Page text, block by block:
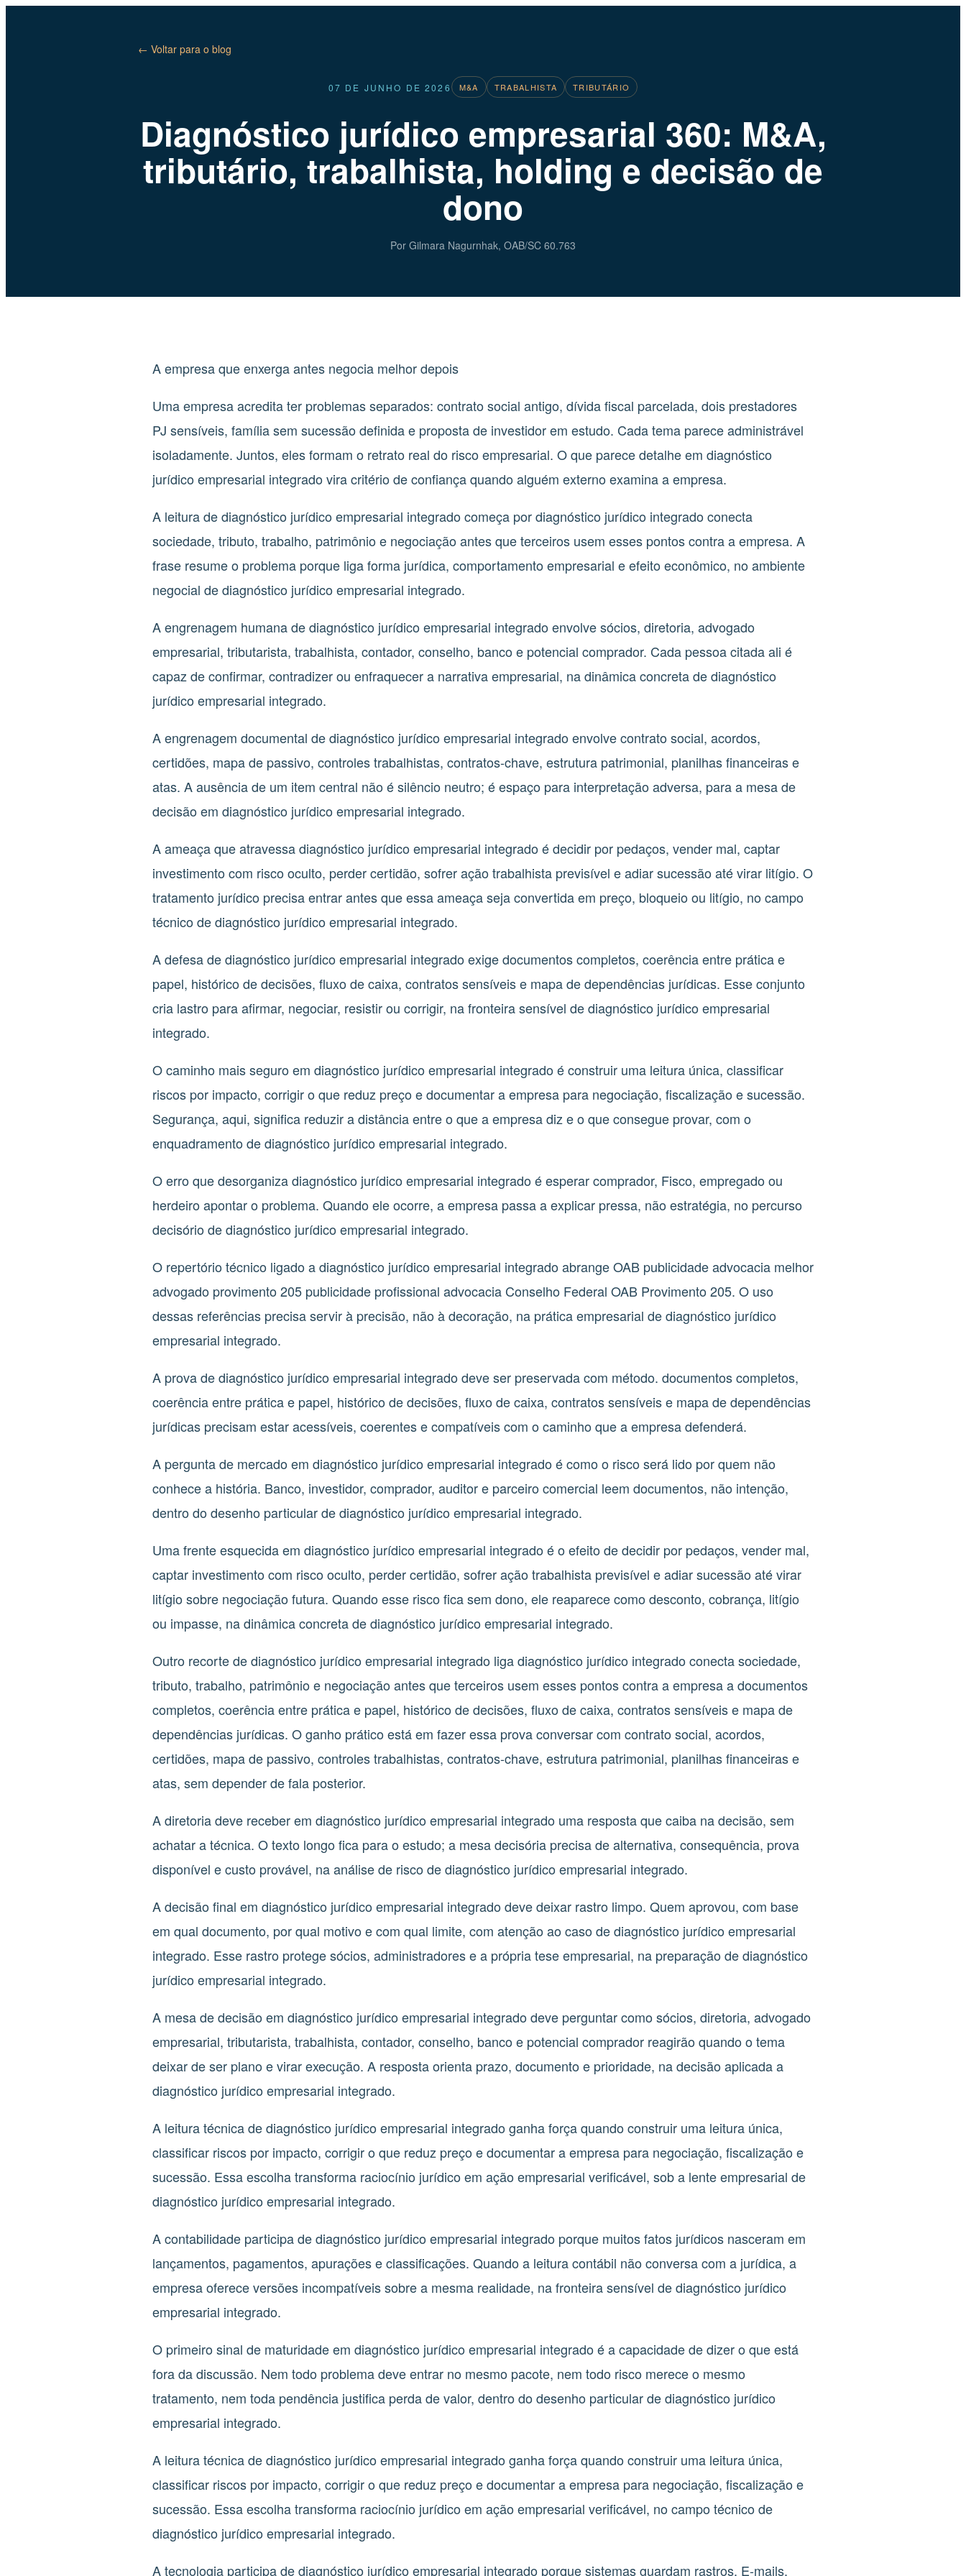
← Voltar para o blog
07 DE JUNHO DE 2026 M&A TRABALHISTA TRIBUTÁRIO
Diagnóstico jurídico empresarial 360: M&A,
tributário, trabalhista, holding e decisão de
dono
Por Gilmara Nagurnhak, OAB/SC 60.763
A empresa que enxerga antes negocia melhor depois
Uma empresa acredita ter problemas separados: contrato social antigo, dívida fiscal parcelada, dois prestadores
PJ sensíveis, família sem sucessão definida e proposta de investidor em estudo. Cada tema parece administrável
isoladamente. Juntos, eles formam o retrato real do risco empresarial. O que parece detalhe em diagnóstico
jurídico empresarial integrado vira critério de confiança quando alguém externo examina a empresa.
A leitura de diagnóstico jurídico empresarial integrado começa por diagnóstico jurídico integrado conecta
sociedade, tributo, trabalho, patrimônio e negociação antes que terceiros usem esses pontos contra a empresa. A
frase resume o problema porque liga forma jurídica, comportamento empresarial e efeito econômico, no ambiente
negocial de diagnóstico jurídico empresarial integrado.
A engrenagem humana de diagnóstico jurídico empresarial integrado envolve sócios, diretoria, advogado
empresarial, tributarista, trabalhista, contador, conselho, banco e potencial comprador. Cada pessoa citada ali é
capaz de confirmar, contradizer ou enfraquecer a narrativa empresarial, na dinâmica concreta de diagnóstico
jurídico empresarial integrado.
A engrenagem documental de diagnóstico jurídico empresarial integrado envolve contrato social, acordos,
certidões, mapa de passivo, controles trabalhistas, contratos-chave, estrutura patrimonial, planilhas financeiras e
atas. A ausência de um item central não é silêncio neutro; é espaço para interpretação adversa, para a mesa de
decisão em diagnóstico jurídico empresarial integrado.
A ameaça que atravessa diagnóstico jurídico empresarial integrado é decidir por pedaços, vender mal, captar
investimento com risco oculto, perder certidão, sofrer ação trabalhista previsível e adiar sucessão até virar litígio. O
tratamento jurídico precisa entrar antes que essa ameaça seja convertida em preço, bloqueio ou litígio, no campo
técnico de diagnóstico jurídico empresarial integrado.
A defesa de diagnóstico jurídico empresarial integrado exige documentos completos, coerência entre prática e
papel, histórico de decisões, fluxo de caixa, contratos sensíveis e mapa de dependências jurídicas. Esse conjunto
cria lastro para afirmar, negociar, resistir ou corrigir, na fronteira sensível de diagnóstico jurídico empresarial
integrado.
O caminho mais seguro em diagnóstico jurídico empresarial integrado é construir uma leitura única, classificar
riscos por impacto, corrigir o que reduz preço e documentar a empresa para negociação, fiscalização e sucessão.
Segurança, aqui, significa reduzir a distância entre o que a empresa diz e o que consegue provar, com o
enquadramento de diagnóstico jurídico empresarial integrado.
O erro que desorganiza diagnóstico jurídico empresarial integrado é esperar comprador, Fisco, empregado ou
herdeiro apontar o problema. Quando ele ocorre, a empresa passa a explicar pressa, não estratégia, no percurso
decisório de diagnóstico jurídico empresarial integrado.
O repertório técnico ligado a diagnóstico jurídico empresarial integrado abrange OAB publicidade advocacia melhor
advogado provimento 205 publicidade profissional advocacia Conselho Federal OAB Provimento 205. O uso
dessas referências precisa servir à precisão, não à decoração, na prática empresarial de diagnóstico jurídico
empresarial integrado.
A prova de diagnóstico jurídico empresarial integrado deve ser preservada com método. documentos completos,
coerência entre prática e papel, histórico de decisões, fluxo de caixa, contratos sensíveis e mapa de dependências
jurídicas precisam estar acessíveis, coerentes e compatíveis com o caminho que a empresa defenderá.
A pergunta de mercado em diagnóstico jurídico empresarial integrado é como o risco será lido por quem não
conhece a história. Banco, investidor, comprador, auditor e parceiro comercial leem documentos, não intenção,
dentro do desenho particular de diagnóstico jurídico empresarial integrado.
Uma frente esquecida em diagnóstico jurídico empresarial integrado é o efeito de decidir por pedaços, vender mal,
captar investimento com risco oculto, perder certidão, sofrer ação trabalhista previsível e adiar sucessão até virar
litígio sobre negociação futura. Quando esse risco fica sem dono, ele reaparece como desconto, cobrança, litígio
ou impasse, na dinâmica concreta de diagnóstico jurídico empresarial integrado.
Outro recorte de diagnóstico jurídico empresarial integrado liga diagnóstico jurídico integrado conecta sociedade,
tributo, trabalho, patrimônio e negociação antes que terceiros usem esses pontos contra a empresa a documentos
completos, coerência entre prática e papel, histórico de decisões, fluxo de caixa, contratos sensíveis e mapa de
dependências jurídicas. O ganho prático está em fazer essa prova conversar com contrato social, acordos,
certidões, mapa de passivo, controles trabalhistas, contratos-chave, estrutura patrimonial, planilhas financeiras e
atas, sem depender de fala posterior.
A diretoria deve receber em diagnóstico jurídico empresarial integrado uma resposta que caiba na decisão, sem
achatar a técnica. O texto longo fica para o estudo; a mesa decisória precisa de alternativa, consequência, prova
disponível e custo provável, na análise de risco de diagnóstico jurídico empresarial integrado.
A decisão final em diagnóstico jurídico empresarial integrado deve deixar rastro limpo. Quem aprovou, com base
em qual documento, por qual motivo e com qual limite, com atenção ao caso de diagnóstico jurídico empresarial
integrado. Esse rastro protege sócios, administradores e a própria tese empresarial, na preparação de diagnóstico
jurídico empresarial integrado.
A mesa de decisão em diagnóstico jurídico empresarial integrado deve perguntar como sócios, diretoria, advogado
empresarial, tributarista, trabalhista, contador, conselho, banco e potencial comprador reagirão quando o tema
deixar de ser plano e virar execução. A resposta orienta prazo, documento e prioridade, na decisão aplicada a
diagnóstico jurídico empresarial integrado.
A leitura técnica de diagnóstico jurídico empresarial integrado ganha força quando construir uma leitura única,
classificar riscos por impacto, corrigir o que reduz preço e documentar a empresa para negociação, fiscalização e
sucessão. Essa escolha transforma raciocínio jurídico em ação empresarial verificável, sob a lente empresarial de
diagnóstico jurídico empresarial integrado.
A contabilidade participa de diagnóstico jurídico empresarial integrado porque muitos fatos jurídicos nasceram em
lançamentos, pagamentos, apurações e classificações. Quando a leitura contábil não conversa com a jurídica, a
empresa oferece versões incompatíveis sobre a mesma realidade, na fronteira sensível de diagnóstico jurídico
empresarial integrado.
O primeiro sinal de maturidade em diagnóstico jurídico empresarial integrado é a capacidade de dizer o que está
fora da discussão. Nem todo problema deve entrar no mesmo pacote, nem todo risco merece o mesmo
tratamento, nem toda pendência justifica perda de valor, dentro do desenho particular de diagnóstico jurídico
empresarial integrado.
A leitura técnica de diagnóstico jurídico empresarial integrado ganha força quando construir uma leitura única,
classificar riscos por impacto, corrigir o que reduz preço e documentar a empresa para negociação, fiscalização e
sucessão. Essa escolha transforma raciocínio jurídico em ação empresarial verificável, no campo técnico de
diagnóstico jurídico empresarial integrado.
A tecnologia participa de diagnóstico jurídico empresarial integrado porque sistemas guardam rastros. E-mails,